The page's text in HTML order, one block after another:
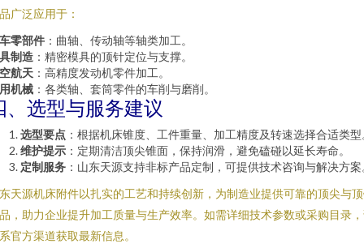
广泛应用于：
零部件 ：曲轴、传动轴等轴类加工。
制造 ：精密模具的顶针定位与支撑。
航天 ：高精度发动机零件加工。
机械 ：各类轴、套筒零件的车削与磨削。
、选型与服务建议
选型要点 ：根据机床锥度、工件重量、加工精度及转速选择合适类型
维护提示 ：定期清洁顶尖锥面，保持润滑，避免磕碰以延长寿命。
定制服务 ：山东天源支持非标产品定制，可提供技术咨询与解决方案
天源机床附件以扎实的工艺和持续创新，为制造业提供可靠的顶尖与
，助力企业提升加工质量与生产效率。如需详细技术参数或采购目录
官方渠道获取最新信息。